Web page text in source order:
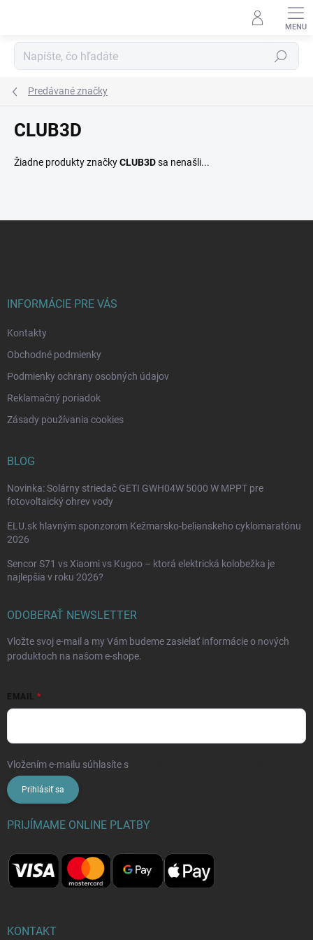
Hľadať
Predávané značky
CLUB3D
Žiadne produkty značkyCLUB3Dsa nenašli...
INFORMÁCIE PRE VÁS
Kontakty
Obchodné podmienky
Podmienky ochrany osobných údajov
Reklamačný poriadok
Zásady používania cookies
BLOG
Novinka: Solárny striedač GETI GWH04W 5000 W MPPT pre
fotovoltaický ohrev vody
ELU.sk hlavným sponzorom Kežmarsko-belianskeho cyklomaratónu
2026
Sencor S71 vs Xiaomi vs Kugoo – ktorá elektrická kolobežka je
najlepšia v roku 2026?
ODOBERAŤ NEWSLETTER
Vložte svoj e-mail a my Vám budeme zasielať informácie o nových
produktoch na našom e-shope.
EMAIL
Vložením e-mailu súhlasíte s
Prihlásiť sa
PRIJÍMAME ONLINE PLATBY
KONTAKT